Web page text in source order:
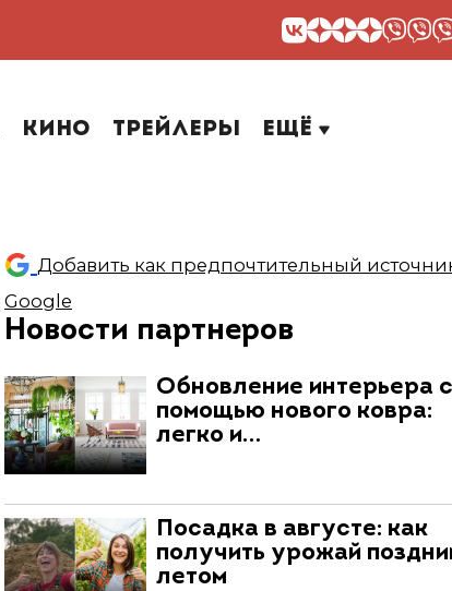
Кино Трейлеры Ещё
Добавить как предпочтительный
Google
Новости партнеров
Обновление интерьера с
помощью нового ковра:
легко и…
Посадка в августе: как
получить урожай
летом